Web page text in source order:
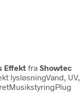
Effekt fra Showtec
lysløsningVand, UV,